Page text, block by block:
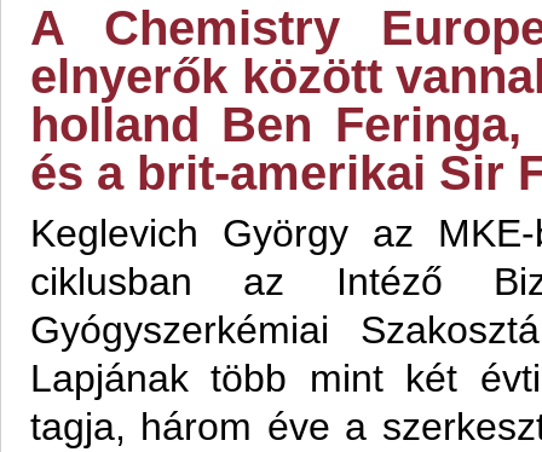
A Chemistry
elnyerők között
holland Ben
és a brit-amerikai Sir
Keglevich György az
ciklusban az Intéző
Gyógyszerkémiai
Lapjának több mint két
tagja, három éve a